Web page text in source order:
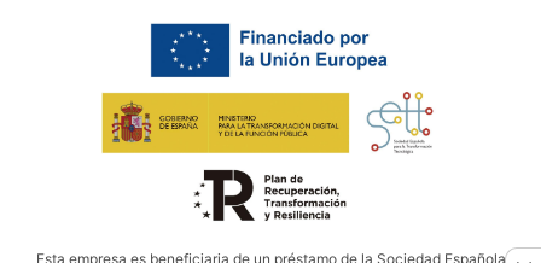
Esta empresa es beneficiaria de un préstamo de la Sociedad Española